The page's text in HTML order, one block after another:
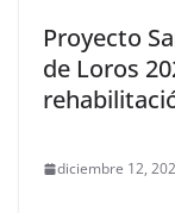
Proyecto
de Loros
diciembre 12,